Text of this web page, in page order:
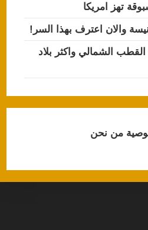
تهز امريكا
القطب الشمالي واكثر بلاد
من نحن